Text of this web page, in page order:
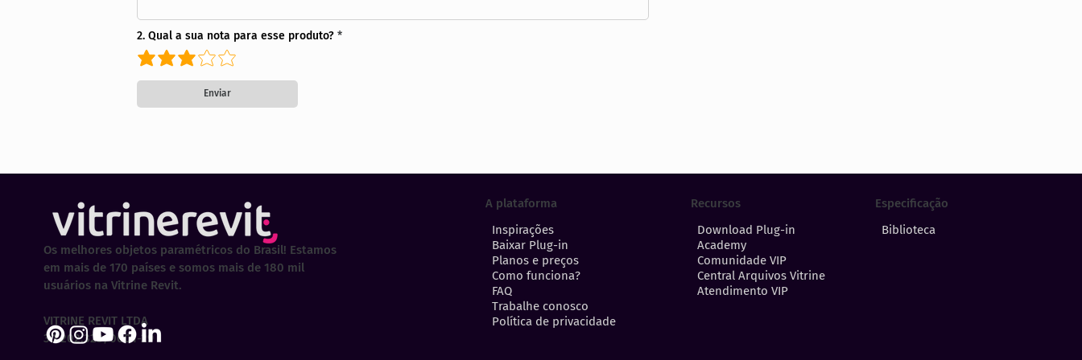
2. Qual a sua nota para esse produto?
Enviar
A plataforma
Inspirações
Baixar Plug-in
Planos e preços
Como funciona?
FAQ
Trabalhe conosco
Política de privacidade
Recursos
Download Plug-in
Academy
Comunidade VIP
Central Arquivos Vitrine
Atendimento VIP
Especificação
Biblioteca
Os melhores objetos paramétricos do Brasil! Estamos
em mais de 170 países e somos mais de 180 mil
usuários na Vitrine Revit.
VITRINE REVIT LTDA
30.202.323/0001-29